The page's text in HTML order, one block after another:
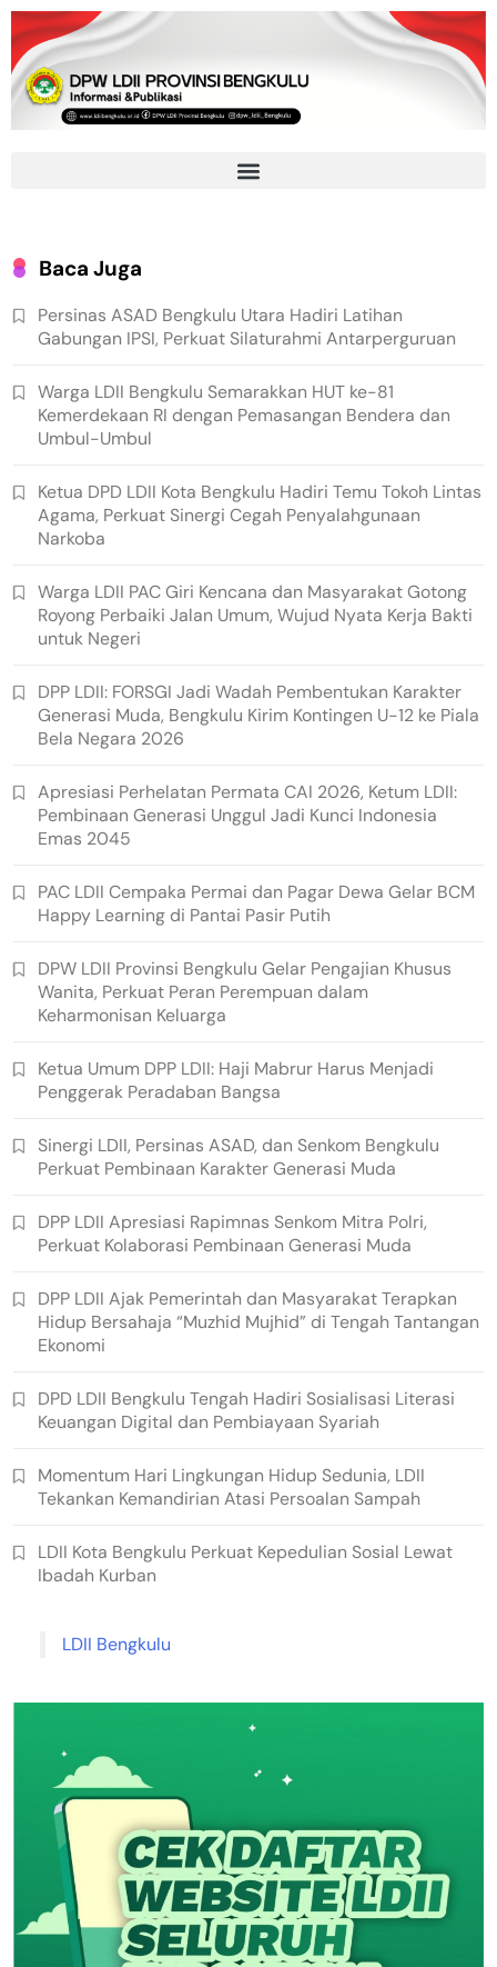
Baca Juga
Persinas ASAD Bengkulu Utara Hadiri Latihan
Gabungan IPSI, Perkuat Silaturahmi Antarperguruan
Warga LDII Bengkulu Semarakkan HUT ke-81
Kemerdekaan RI dengan Pemasangan Bendera dan
Umbul-Umbul
Ketua DPD LDII Kota Bengkulu Hadiri Temu Tokoh Lintas
Agama, Perkuat Sinergi Cegah Penyalahgunaan
Narkoba
Warga LDII PAC Giri Kencana dan Masyarakat Gotong
Royong Perbaiki Jalan Umum, Wujud Nyata Kerja Bakti
untuk Negeri
DPP LDII: FORSGI Jadi Wadah Pembentukan Karakter
Generasi Muda, Bengkulu Kirim Kontingen U-12 ke Piala
Bela Negara 2026
Apresiasi Perhelatan Permata CAI 2026, Ketum LDII:
Pembinaan Generasi Unggul Jadi Kunci Indonesia
Emas 2045
PAC LDII Cempaka Permai dan Pagar Dewa Gelar BCM
Happy Learning di Pantai Pasir Putih
DPW LDII Provinsi Bengkulu Gelar Pengajian Khusus
Wanita, Perkuat Peran Perempuan dalam
Keharmonisan Keluarga
Ketua Umum DPP LDII: Haji Mabrur Harus Menjadi
Penggerak Peradaban Bangsa
Sinergi LDII, Persinas ASAD, dan Senkom Bengkulu
Perkuat Pembinaan Karakter Generasi Muda
DPP LDII Apresiasi Rapimnas Senkom Mitra Polri,
Perkuat Kolaborasi Pembinaan Generasi Muda
DPP LDII Ajak Pemerintah dan Masyarakat Terapkan
Hidup Bersahaja “Muzhid Mujhid” di Tengah Tantangan
Ekonomi
DPD LDII Bengkulu Tengah Hadiri Sosialisasi Literasi
Keuangan Digital dan Pembiayaan Syariah
Momentum Hari Lingkungan Hidup Sedunia, LDII
Tekankan Kemandirian Atasi Persoalan Sampah
LDII Kota Bengkulu Perkuat Kepedulian Sosial Lewat
Ibadah Kurban
LDII Bengkulu